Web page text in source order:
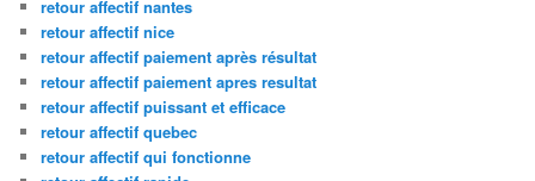
retour affectif nantes
retour affectif nice
retour affectif paiement après résultat
retour affectif paiement apres resultat
retour affectif puissant et efficace
retour affectif quebec
retour affectif qui fonctionne